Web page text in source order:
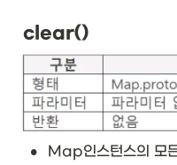
clear()
• Map인스턴스의 모